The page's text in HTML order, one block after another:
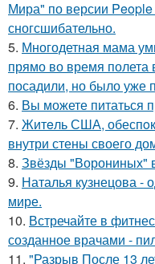
Мира" по версии People
сногсшибательно.
5. Многодетная мама
прямо во время полета
посадили, но было уже
6. Вы можете питаться
7. Житeль США,
внутри стены своего
8. Звёзды "Ворониных"
9. Наталья кузнецова
мире.
10. Встречайте в
созданное врачами -
11. "Разрыв После 13